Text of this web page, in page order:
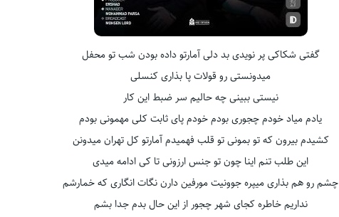
گفتی شکاکی پر نویدی بد دلی آمارتو داده بودن شب تو محفل
میدونستی رو قولات پا بذاری کنسلی
نیستی ببینی چه حالیم سر ضبط این کار
یادم میاد خودم چجوری بودم خودم پای ثابت کلی مهمونی بودم
کشیدم بیرون که تو بمونی تو قلب فهمیدم آمارتو کل تهران میدونن
این طلب تنم اینا چون تو جنس ارزونی تا کی ادامه میدی
چشم رو هم بذاری میپره جوونیت مورفین دارن نگات انگاری که خمارشم
نداریم خاطره کجای شهر چجور از این حال بدم جدا بشم